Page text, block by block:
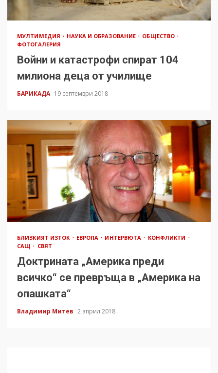
МУЛТИМЕДИЯ НАУКА И ОБРАЗОВАНИЕ
ОБЩЕСТВО
ФОТОГАЛЕРИЯ
Войни и катастрофи спират 104
милиона деца от училище
БАРИКАДА 19 септември 2018
БЛИЗКИЯТ ИЗТОК ЕВРОПА ИНТЕРВЮТА
КОНФЛИКТИ
САЩ
СВЯТ
Доктрината „Америка преди
всичко“ се превръща в „Америка на
опашката“
Владимир Митев 2 април 2018